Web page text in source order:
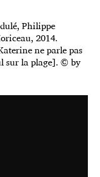
Philippe
2014.
ne parle pas
sur la plage]. © by